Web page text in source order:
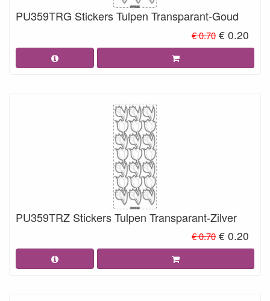
PU359TRG Stickers Tulpen Transparant-Goud
€ 0.70 € 0.20
PU359TRZ Stickers Tulpen Transparant-Zilver
€ 0.70 € 0.20